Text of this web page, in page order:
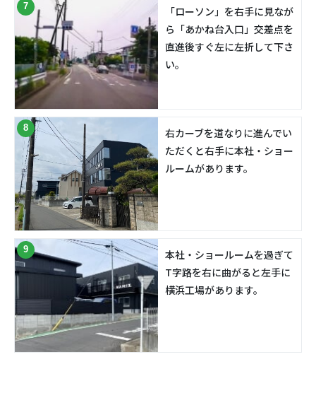
7
「ローソン」を右手に見なが
ら「あかね台入口」交差点を
直進後すぐ左に左折して下さ
い。
8
右カーブを道なりに進んでい
ただくと右手に本社・ショー
ルームがあります。
9
本社・ショールームを過ぎて
T字路を右に曲がると左手に
横浜工場があります。